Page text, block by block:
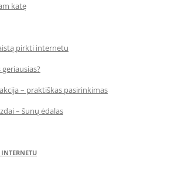
katę
pirkti internetu
– praktiškas pasirinkimas
– šunų ėdalas